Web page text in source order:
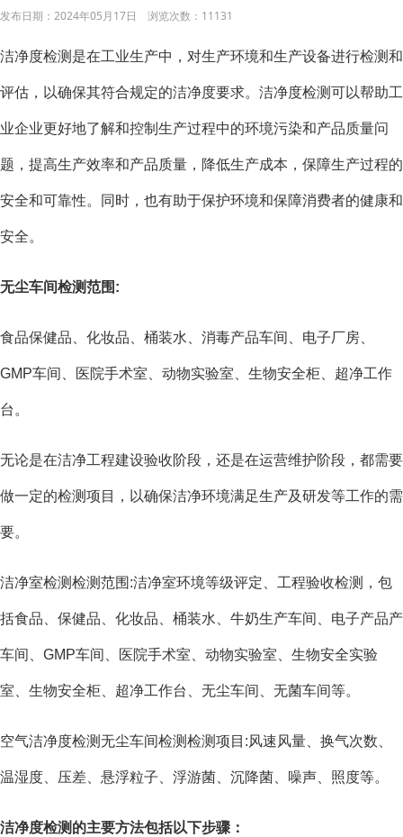
发布日期： 2024年05月17日 浏览次数： 11131
洁净度检测是在工业生产中，对生产环境和生产设备进行检测和
评估，以确保其符合规定的洁净度要求。洁净度检测可以帮助工
业企业更好地了解和控制生产过程中的环境污染和产品质量问
题，提高生产效率和产品质量，降低生产成本，保障生产过程的
安全和可靠性。同时，也有助于保护环境和保障消费者的健康和
安全。
无尘车间检测范围:
食品保健品、化妆品、桶装水、消毒产品车间、电子厂房、
GMP车间、医院手术室、动物实验室、生物安全柜、超净工作
台。
无论是在洁净工程建设验收阶段，还是在运营维护阶段，都需要
做一定的检测项目，以确保洁净环境满足生产及研发等工作的需
要。
洁净室检测检测范围:洁净室环境等级评定、工程验收检测，包
括食品、保健品、化妆品、桶装水、牛奶生产车间、电子产品产
车间、GMP车间、医院手术室、动物实验室、生物安全实验
室、生物安全柜、超净工作台、无尘车间、无菌车间等。
空气洁净度检测无尘车间检测检测项目:风速风量、换气次数、
温湿度、压差、悬浮粒子、浮游菌、沉降菌、噪声、照度等。
洁净度检测的主要方法包括以下步骤：